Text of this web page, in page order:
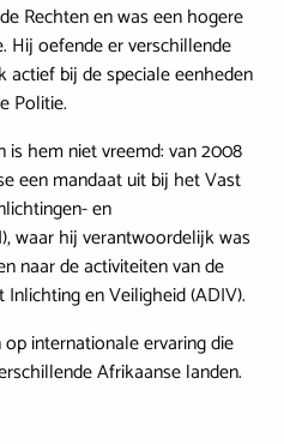
Rechten en was een hogere
Hij oefende er verschillende
bij de speciale eenheden
Politie.
is hem niet vreemd: van 2008
een mandaat uit bij het Vast
en
waar hij verantwoordelijk was
naar de activiteiten van de
Inlichting en Veiligheid (ADIV).
internationale ervaring die
Afrikaanse landen.